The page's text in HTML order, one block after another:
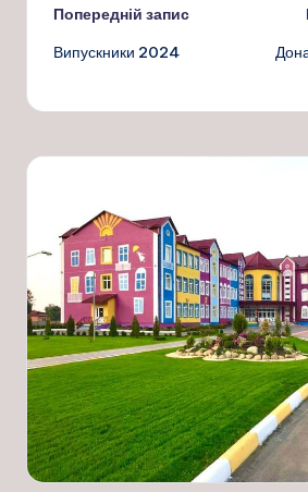
Навігація
по
запису
Попередній запис
Випускники 2024